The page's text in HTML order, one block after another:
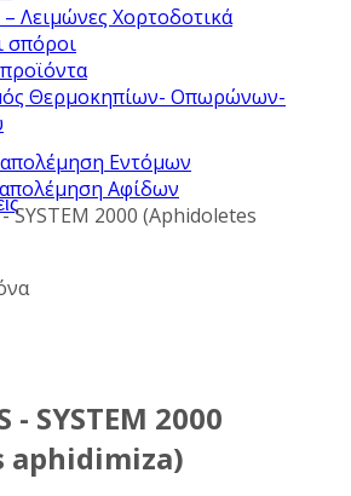
Λειμώνες Χορτοδοτικά
σπόροι
Θερμοκηπίων- Οπωρώνων-
Εντόμων
Αφίδων
SYSTEM 2000 (Aphidoletes
- SYSTEM 2000
aphidimiza)